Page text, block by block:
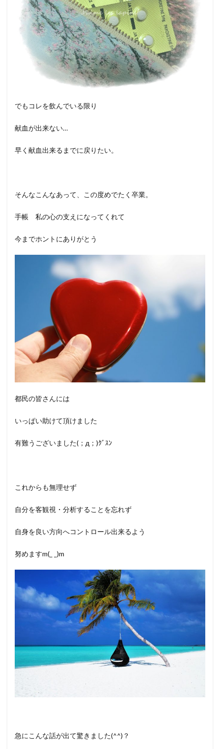
でもコレを飲んでいる限り
献血が出来ない…
早く献血出来るまでに戻りたい。
そんなこんなあって、この度めでたく卒業。
手帳 私の心の支えになってくれて
今までホントにありがとう
都民の皆さんには
いっぱい助けて頂けました
有難うございました(；д；)ｸﾞｽﾝ
これからも無理せず
自分を客観視・分析することを忘れず
自身を良い方向へコントロール出来るよう
努めますm(_ _)m
急にこんな話が出て驚きました(^^)？